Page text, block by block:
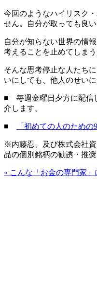
今回のようなハイリスク
せん。自分が取っても良
自分が知らない世界の情
考えることを止めてしまう
そんな思考停止な人たち
いにしても、他人のせい
■ 毎週金曜日夕方に配信
介します。
■ 「初めての人のための
※内藤忍、及び株式会社
品の個別銘柄の勧誘・推
« こんな「お金の専門家